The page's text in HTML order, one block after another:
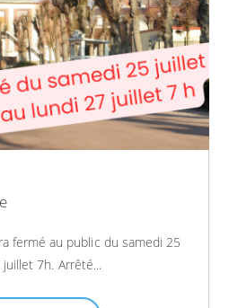
fermé au public du samedi 25
7h. Arrêté...